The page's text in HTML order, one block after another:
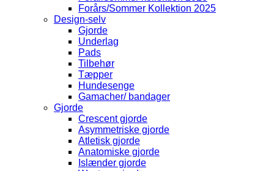
Forårs/Sommer Kollektion 2025
Design-selv
Gjorde
Underlag
Pads
Tilbehør
Tæpper
Hundesenge
Gamacher/ bandager
Gjorde
Crescent gjorde
Asymmetriske gjorde
Atletisk gjorde
Anatomiske gjorde
Islænder gjorde